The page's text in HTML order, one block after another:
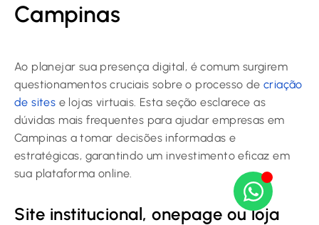
Campinas
Ao planejar sua presença digital, é comum surgirem
questionamentos cruciais sobre o processo de criação
de sites e lojas virtuais. Esta seção esclarece as
dúvidas mais frequentes para ajudar empresas em
Campinas a tomar decisões informadas e
estratégicas, garantindo um investimento eficaz em
sua plataforma online.
Site institucional, onepage ou loja